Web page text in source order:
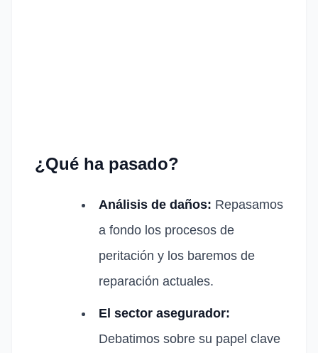
¿Qué ha pasado?
Análisis de daños: Repasamos
a fondo los procesos de
peritación y los baremos de
reparación actuales.
El sector asegurador:
Debatimos sobre su papel clave